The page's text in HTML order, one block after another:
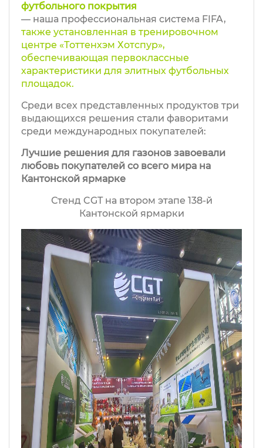
Стенд CGT на втором этапе 138-й
Кантонской ярмарки
Лучшие решения для газонов завоевали
любовь покупателей со всего мира на
Кантонской ярмарке
Среди всех представленных продуктов три
выдающихся решения стали фаворитами
среди международных покупателей:
футбольного покрытия
— наша профессиональная система FIFA,
также установленная в тренировочном
центре «Тоттенхэм Хотспур»,
обеспечивающая первоклассные
характеристики для элитных футбольных
площадок.